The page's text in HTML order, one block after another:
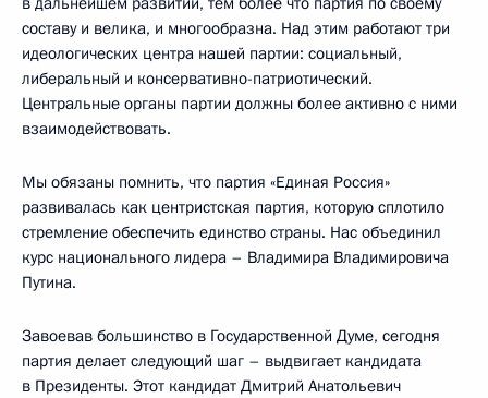
составу и велика, и многообразна. Над этим работают три
идеологических центра нашей партии: социальный,
либеральный и консервативно-патриотический.
Центральные органы партии должны более активно с ними
взаимодействовать.
Мы обязаны помнить, что партия «Единая Россия»
развивалась как центристская партия, которую сплотило
стремление обеспечить единство страны. Нас объединил
курс национального лидера – Владимира Владимировича
Путина.
Завоевав большинство в Государственной Думе, сегодня
партия делает следующий шаг – выдвигает кандидата
в Президенты. Этот кандидат Дмитрий Анатольевич